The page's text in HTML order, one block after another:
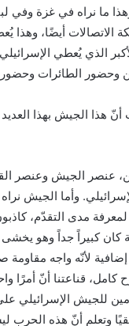
الاتصالات أيضًا،
الذي يُعطي
وحضور الطائرات
هذا الجيش بهذا
عنصر الجيش وعنصر
وأما الجيش
كبيراً جداً وهو يخشى
لأنّه واجه مقاومة
قناعتنا أنّ أمرًا
للجيش الإسرائيلي
وتعلم أنّ هذه الحرب